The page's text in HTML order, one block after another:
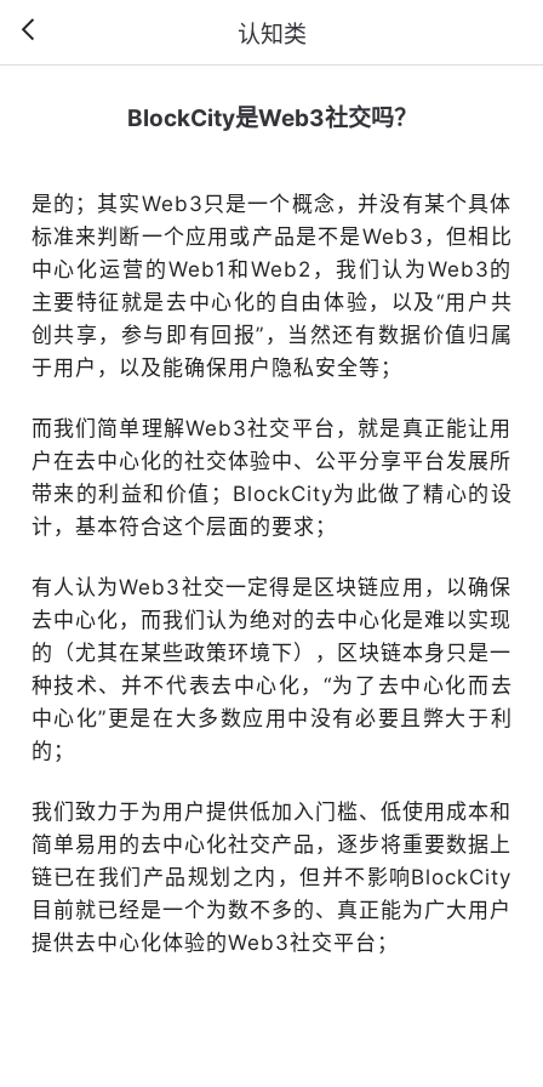
认知类
BlockCity是Web3社交吗？
是的；其实Web3只是一个概念，并没有某个具体
标准来判断一个应用或产品是不是Web3，但相比
中心化运营的Web1和Web2，我们认为Web3的
主要特征就是去中心化的自由体验，以及“用户共
创共享，参与即有回报”，当然还有数据价值归属
于用户，以及能确保用户隐私安全等；
而我们简单理解Web3社交平台，就是真正能让用
户在去中心化的社交体验中、公平分享平台发展所
带来的利益和价值；BlockCity为此做了精心的设
计，基本符合这个层面的要求；
有人认为Web3社交一定得是区块链应用，以确保
去中心化，而我们认为绝对的去中心化是难以实现
的（尤其在某些政策环境下），区块链本身只是一
种技术、并不代表去中心化，“为了去中心化而去
中心化”更是在大多数应用中没有必要且弊大于利
的；
我们致力于为用户提供低加入门槛、低使用成本和
简单易用的去中心化社交产品，逐步将重要数据上
链已在我们产品规划之内，但并不影响BlockCity
目前就已经是一个为数不多的、真正能为广大用户
提供去中心化体验的Web3社交平台；